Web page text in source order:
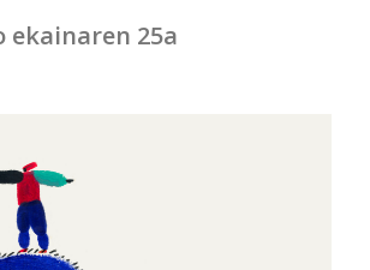
ekainaren 25a